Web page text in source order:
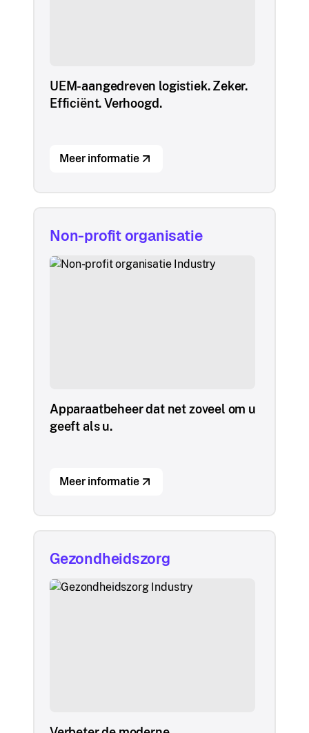
UEM-aangedreven logistiek. Zeker.
Efficiënt. Verhoogd.
Meer informatie
Non-profit organisatie
Apparaatbeheer dat net zoveel om u
geeft als u.
Meer informatie
Gezondheidszorg